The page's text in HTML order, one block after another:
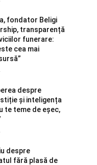
fondator Beligi
transparență
funerare:
cea mai
despre
și inteligența
te teme de eșec,
despre
fără plasă de